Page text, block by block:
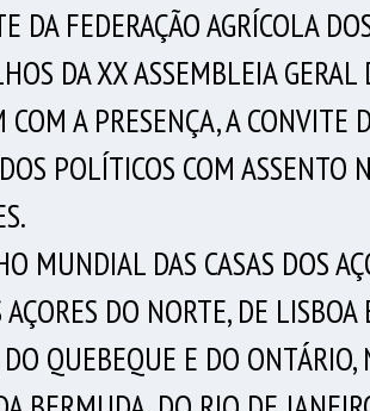
DA FEDERAÇÃO AGRÍCOLA
DA XX ASSEMBLEIA
COM A PRESENÇA, A CONVITE
POLÍTICOS COM
MUNDIAL DAS CASAS DOS
AÇORES DO NORTE, DE
QUEBEQUE E DO